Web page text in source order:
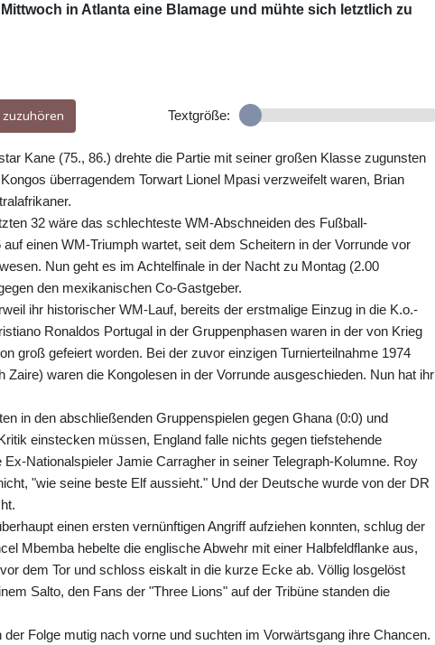
in Atlanta eine Blamage und mühte sich letztlich zu
Textgröße:
Kane (75., 86.) drehte die Partie mit seiner großen Klasse zugunsten
überragendem Torwart Lionel Mpasi verzweifelt waren, Brian
32 wäre das schlechteste WM-Abschneiden des Fußball-
einen WM-Triumph wartet, seit dem Scheitern in der Vorrunde vor
Nun geht es im Achtelfinale in der Nacht zu Montag (2.00
den mexikanischen Co-Gastgeber.
ihr historischer WM-Lauf, bereits der erstmalige Einzug in die K.o.-
Ronaldos Portugal in der Gruppenphasen waren in der von Krieg
groß gefeiert worden. Bei der zuvor einzigen Turnierteilnahme 1974
Zaire) waren die Kongolesen in der Vorrunde ausgeschieden. Nun hat ihr
in den abschließenden Gruppenspielen gegen Ghana (0:0) und
einstecken müssen, England falle nichts gegen tiefstehende
Nationalspieler Jamie Carragher in seiner Telegraph-Kolumne. Roy
"wie seine beste Elf aussieht." Und der Deutsche wurde von der DR
einen ersten vernünftigen Angriff aufziehen konnten, schlug der
Mbemba hebelte die englische Abwehr mit einer Halbfeldflanke aus,
dem Tor und schloss eiskalt in die kurze Ecke ab. Völlig losgelöst
Salto, den Fans der "Three Lions" auf der Tribüne standen die
der Folge mutig nach vorne und suchten im Vorwärtsgang ihre Chancen.